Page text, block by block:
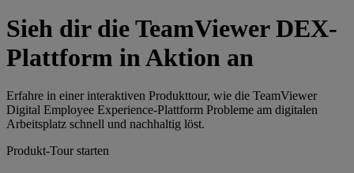
Sieh dir die TeamViewer DEX-
Plattform in Aktion an
Erfahre in einer interaktiven Produkttour, wie die TeamViewer
Digital Employee Experience-Plattform Probleme am digitalen
Arbeitsplatz schnell und nachhaltig löst.
Produkt-Tour starten